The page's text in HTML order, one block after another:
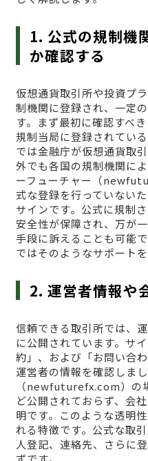
1. 公式の規制機
か確認する
仮想通貨取引所や投資プ
制機関に登録され、一定
す。まず最初に確認すべ
規制当局に登録されてい
では金融庁が仮想通貨取
外でも各国の規制機関に
ーフューチャー（
式な登録を行っていない
サインです。公式に規制
安全性が保障され、万が
手段に訴えることも可能
ではそのようなサポート
2. 運営者情報や
信頼できる取引所では、
に公開されています。サ
約」、および「お問い合
運営者の情報を確認しま
（newfuturefx.com）の
ど公開されておらず、会
明です。このような透明
れる特徴です。公式な取
人登記、連絡先、さらに